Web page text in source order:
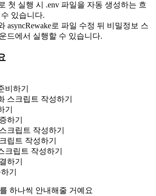
첫 실행 시 .env 파일을 자동 생성하는 흐
있습니다.
asyncRewake로 파일 수정 뒤 비밀정보 스
드에서 실행할 수 있습니다.
비하기
스크립트 작성하기
기
하기
크립트 작성하기
립트 작성하기
크립트 작성하기
하기
기
하나씩 안내해줄 거예요